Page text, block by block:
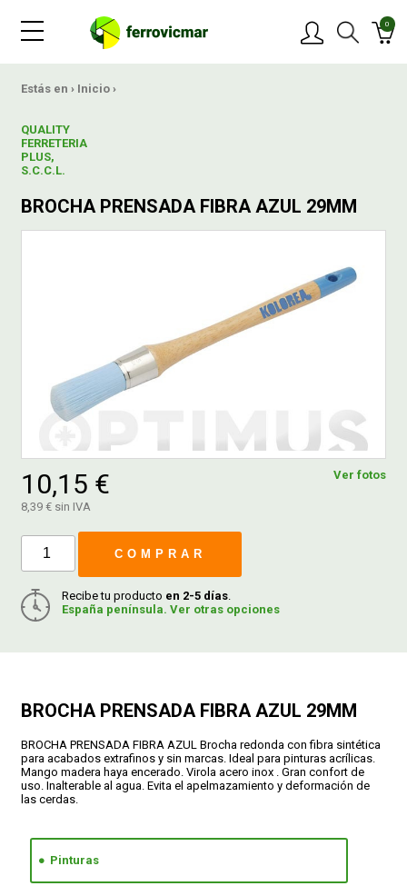
0
Estás en › Inicio ›
QUALITY
FERRETERIA
PLUS,
S.C.C.L.
BROCHA PRENSADA FIBRA AZUL 29MM
Ver fotos
10,15 €
8,39 € sin IVA
COMPRAR
Recibe tu producto en 2-5 días.
España península. Ver otras opciones
BROCHA PRENSADA FIBRA AZUL 29MM
BROCHA PRENSADA FIBRA AZUL Brocha redonda con fibra sintética
para acabados extrafinos y sin marcas. Ideal para pinturas acrílicas.
Mango madera haya encerado. Virola acero inox . Gran confort de
uso. Inalterable al agua. Evita el apelmazamiento y deformación de
las cerdas.
Pinturas
OFERTAS
CONTACTAR
FERROVICMAR
DESPIECE
DEVOLUCIONES